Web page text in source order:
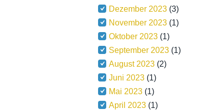
Dezember 2023 (3)
November 2023 (1)
Oktober 2023 (1)
September 2023 (1)
August 2023 (2)
Juni 2023 (1)
Mai 2023 (1)
April 2023 (1)